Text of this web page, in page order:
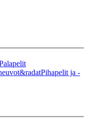
Pihapelit ja -